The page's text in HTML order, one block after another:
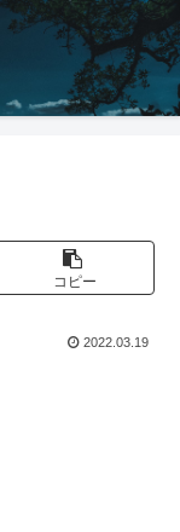
コピー
2022.03.19